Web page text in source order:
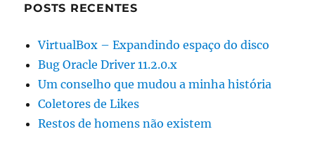
POSTS RECENTES
VirtualBox – Expandindo espaço do disco
Bug Oracle Driver 11.2.0.x
Um conselho que mudou a minha história
Coletores de Likes
Restos de homens não existem